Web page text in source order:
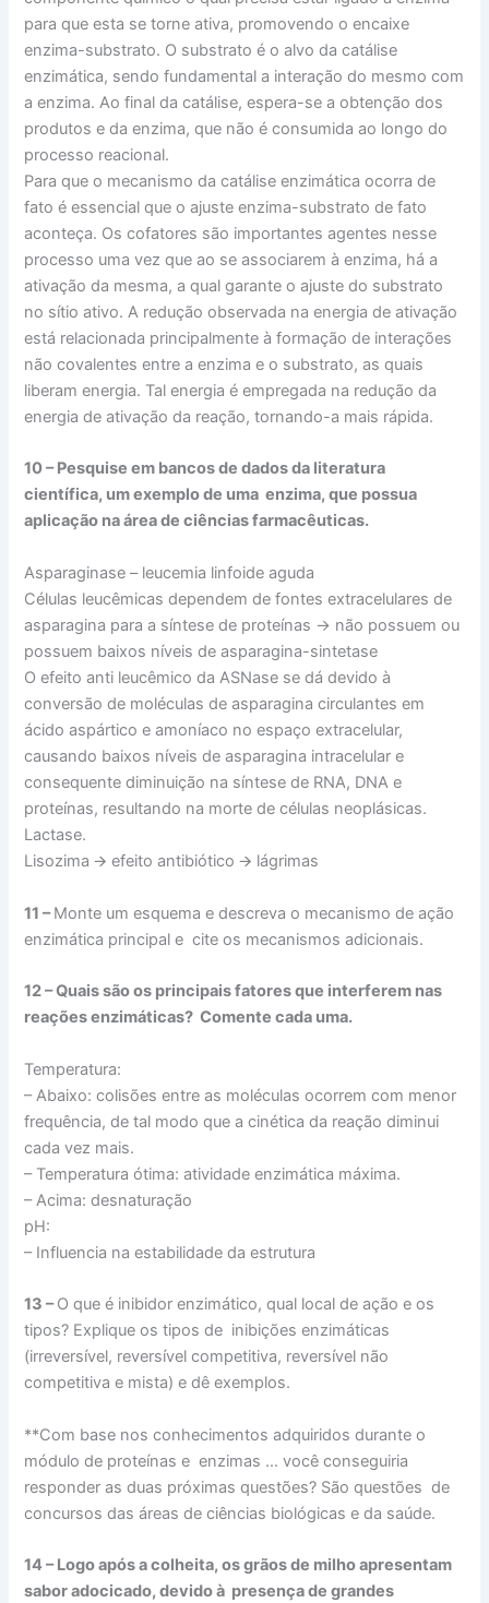
para que esta se torne ativa, promovendo o encaixe
enzima-substrato. O substrato é o alvo da catálise
enzimática, sendo fundamental a interação do mesmo com
a enzima. Ao final da catálise, espera-se a obtenção dos
produtos e da enzima, que não é consumida ao longo do
processo reacional.
Para que o mecanismo da catálise enzimática ocorra de
fato é essencial que o ajuste enzima-substrato de fato
aconteça. Os cofatores são importantes agentes nesse
processo uma vez que ao se associarem à enzima, há a
ativação da mesma, a qual garante o ajuste do substrato
no sítio ativo. A redução observada na energia de ativação
está relacionada principalmente à formação de interações
não covalentes entre a enzima e o substrato, as quais
liberam energia. Tal energia é empregada na redução da
energia de ativação da reação, tornando-a mais rápida.
10 – Pesquise em bancos de dados da literatura
científica, um exemplo de uma enzima, que possua
aplicação na área de ciências farmacêuticas.
Asparaginase – leucemia linfoide aguda
Células leucêmicas dependem de fontes extracelulares de
asparagina para a síntese de proteínas -> não possuem ou
possuem baixos níveis de asparagina-sintetase
O efeito anti leucêmico da ASNase se dá devido à
conversão de moléculas de asparagina circulantes em
ácido aspártico e amoníaco no espaço extracelular,
causando baixos níveis de asparagina intracelular e
consequente diminuição na síntese de RNA, DNA e
proteínas, resultando na morte de células neoplásicas.
Lactase.
Lisozima 🡪 efeito antibiótico 🡪 lágrimas
11 –Monte um esquema e descreva o mecanismo de ação
enzimática principal e cite os mecanismos adicionais.
12 – Quais são os principais fatores que interferem nas
reações enzimáticas? Comente cada uma.
Temperatura:
– Abaixo: colisões entre as moléculas ocorrem com menor
frequência, de tal modo que a cinética da reação diminui
cada vez mais.
– Temperatura ótima: atividade enzimática máxima.
– Acima: desnaturação
pH:
– Influencia na estabilidade da estrutura
13 –O que é inibidor enzimático, qual local de ação e os
tipos? Explique os tipos de inibições enzimáticas
(irreversível, reversível competitiva, reversível não
competitiva e mista) e dê exemplos.
**Com base nos conhecimentos adquiridos durante o
módulo de proteínas e enzimas … você conseguiria
responder as duas próximas questões? São questões de
concursos das áreas de ciências biológicas e da saúde.
14 – Logo após a colheita, os grãos de milho apresentam
sabor adocicado, devido à presença de grandes